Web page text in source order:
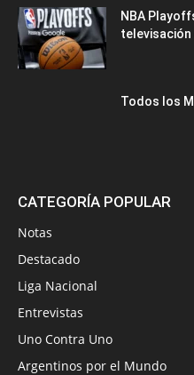
NBA
Todos los
CATEGORÍA POPULAR
Notas
Destacado
Liga Nacional
Entrevistas
Uno Contra Uno
Argentinos por el Mundo